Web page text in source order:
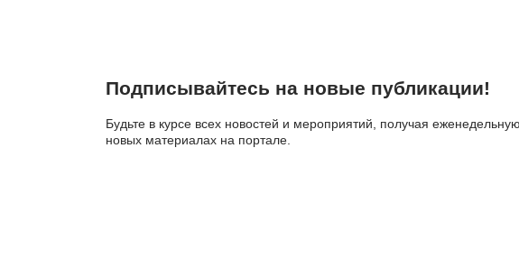
Подписывайтесь на новые публикации!
Будьте в курсе всех новостей и мероприятий, получая
новых материалах на портале.